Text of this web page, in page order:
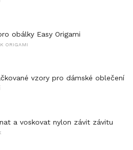
obálky Easy Origami
ORIGAMI
vzory pro dámské oblečení
a voskovat nylon závit závitu